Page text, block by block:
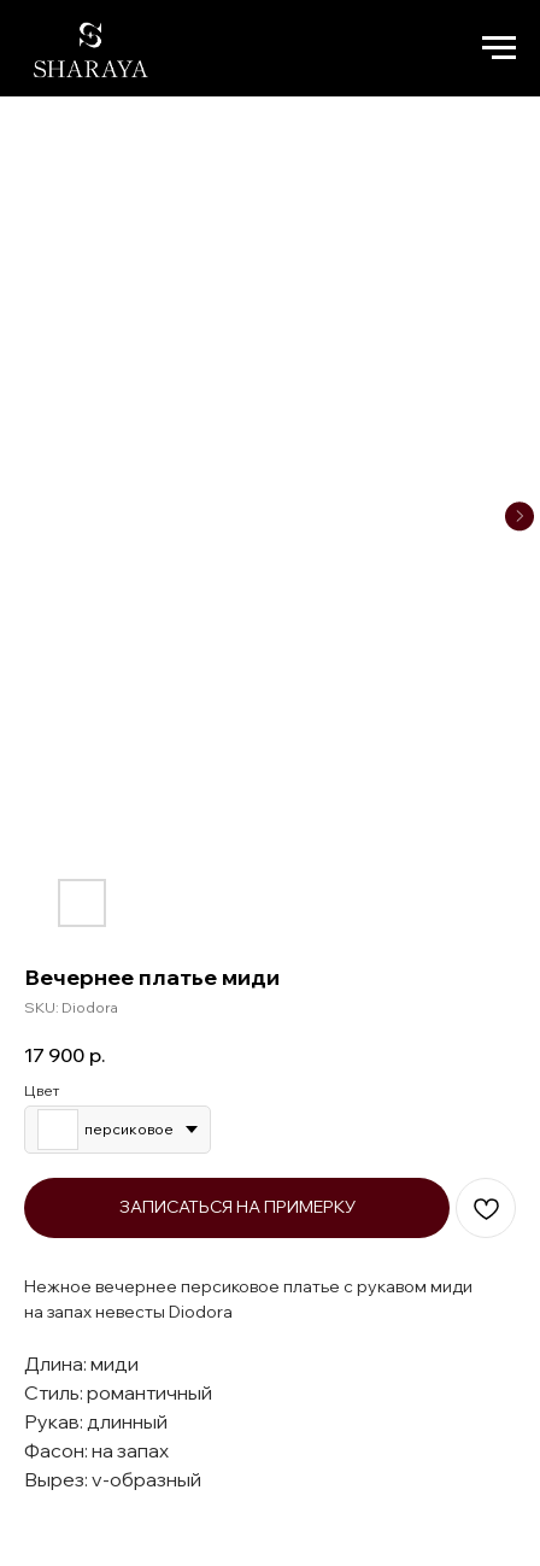
Вечернее платье миди
SKU: Diodora
17 900 р.
Цвет
персиковое
ЗАПИСАТЬСЯ НА ПРИМЕРКУ
Нежное вечернее персиковое платье с рукавом миди
на запах невесты Diodora
Длина: миди
Стиль: романтичный
Рукав: длинный
Фасон: на запах
Вырез: v-образный